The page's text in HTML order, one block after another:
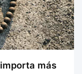
más